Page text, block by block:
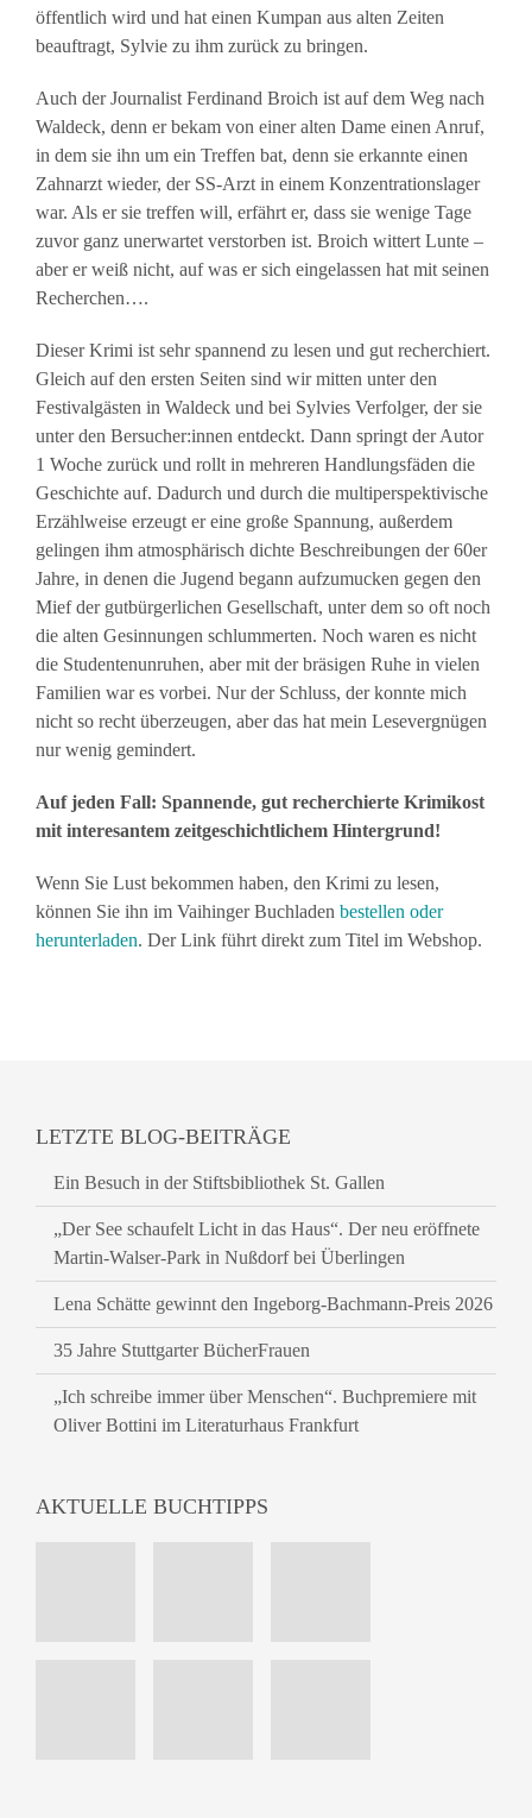
öffentlich wird und hat einen Kumpan aus alten Zeiten
beauftragt, Sylvie zu ihm zurück zu bringen.
Auch der Journalist Ferdinand Broich ist auf dem Weg nach
Waldeck, denn er bekam von einer alten Dame einen Anruf,
in dem sie ihn um ein Treffen bat, denn sie erkannte einen
Zahnarzt wieder, der SS-Arzt in einem Konzentrationslager
war. Als er sie treffen will, erfährt er, dass sie wenige Tage
zuvor ganz unerwartet verstorben ist. Broich wittert Lunte –
aber er weiß nicht, auf was er sich eingelassen hat mit seinen
Recherchen….
Dieser Krimi ist sehr spannend zu lesen und gut recherchiert.
Gleich auf den ersten Seiten sind wir mitten unter den
Festivalgästen in Waldeck und bei Sylvies Verfolger, der sie
unter den Bersucher:innen entdeckt. Dann springt der Autor
1 Woche zurück und rollt in mehreren Handlungsfäden die
Geschichte auf. Dadurch und durch die multiperspektivische
Erzählweise erzeugt er eine große Spannung, außerdem
gelingen ihm atmosphärisch dichte Beschreibungen der 60er
Jahre, in denen die Jugend begann aufzumucken gegen den
Mief der gutbürgerlichen Gesellschaft, unter dem so oft noch
die alten Gesinnungen schlummerten. Noch waren es nicht
die Studentenunruhen, aber mit der bräsigen Ruhe in vielen
Familien war es vorbei. Nur der Schluss, der konnte mich
nicht so recht überzeugen, aber das hat mein Lesevergnügen
nur wenig gemindert.
Auf jeden Fall: Spannende, gut recherchierte Krimikost
mit interesantem zeitgeschichtlichem Hintergrund!
Wenn Sie Lust bekommen haben, den Krimi zu lesen,
können Sie ihn im Vaihinger Buchladen bestellen oder
herunterladen. Der Link führt direkt zum Titel im Webshop.
LETZTE BLOG-BEITRÄGE
Ein Besuch in der Stiftsbibliothek St. Gallen
„Der See schaufelt Licht in das Haus“. Der neu eröffnete
Martin-Walser-Park in Nußdorf bei Überlingen
Lena Schätte gewinnt den Ingeborg-Bachmann-Preis 2026
35 Jahre Stuttgarter BücherFrauen
„Ich schreibe immer über Menschen“. Buchpremiere mit
Oliver Bottini im Literaturhaus Frankfurt
AKTUELLE BUCHTIPPS